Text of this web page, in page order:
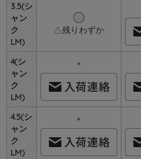
3.5(シ
ャン
ク
LM)
△残りわずか
4(シ
ャン
ク
LM)
×
4.5(シ
ャン
ク
LM)
×